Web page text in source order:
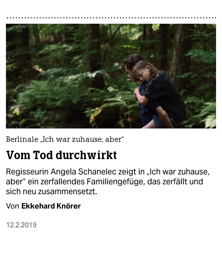
Berlinale „Ich war zuhause, aber“
Vom Tod durchwirkt
Regisseurin Angela Schanelec zeigt in „Ich war zuhause,
aber“ ein zerfallendes Familiengefüge, das zerfällt und
sich neu zusammensetzt.
Von Ekkehard Knörer
12.2.2019